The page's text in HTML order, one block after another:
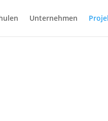
Unternehmen